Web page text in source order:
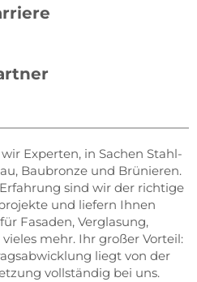
Experten, in Sachen Stahl-
Baubronze und Brünieren.
sind wir der richtige
und liefern Ihnen
Fasaden, Verglasung,
mehr. Ihr großer Vorteil:
liegt von der
vollständig bei uns.